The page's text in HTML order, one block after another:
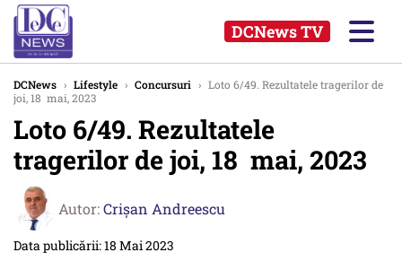
DCNews TV
DCNews › Lifestyle › Concursuri › Loto 6/49. Rezultatele tragerilor de
joi, 18 mai, 2023
Loto 6/49. Rezultatele
tragerilor de joi, 18 mai, 2023
Autor:Crişan Andreescu
Data publicării: 18 Mai 2023